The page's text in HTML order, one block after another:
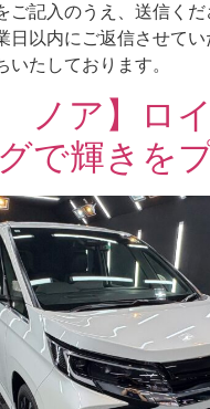
ご記入のうえ、送信くだ
にご返信させていた
ちいたしておりま
ノア】ロ
で輝きを